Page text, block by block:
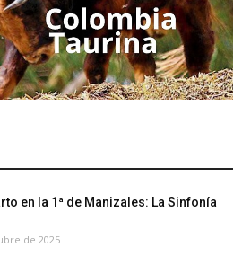
en la 1ª de Manizales: La Sinfonía
de 2025